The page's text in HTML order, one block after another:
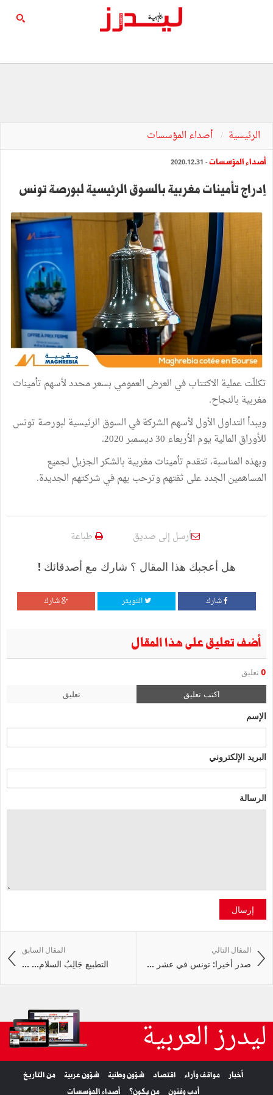
الرئيسية أصداء المؤسسات
أصداء المؤسسات- 2020.12.31
إدراج تأمينات مغربية بالسوق الرئيسية لبورصة تونس
تكللّت عملية الاكتتاب في العرض العمومي بسعر محدد لأسهم تأمينات
مغربية بالنجاح.
ويبدأ التداول الأول لأسهم الشركة في السوق الرئيسية لبورصة تونس
للأوراق المالية يوم الأربعاء 30 ديسمبر 2020.
وبهذه المناسبة، تتقدم تأمينات مغربية بالشكر الجزيل لجميع
المساهمين الجدد على ثقتهم وترحب بهم في شركتهم الجديدة.
أرسل إلى صديق طباعة
هل أعجبك هذا المقال ؟ شارك مع أصدقائك !
شارك التويتر شارك
أضف تعليق على هذا المقال
0 تعليق
اكتب تعليق تعليق
الإسم
البريد الإلكتروني
الرسالة
إرسال
المقال السابق
التطبيع جَالِبُ السلام... ...
المقال التالي
صدر أخيرا: تونس في عشر ...
ليدرز العربية
أخبار مواقف وآراء اقتصاد شؤون وطنية شؤون عربية
من التاريخ
أدب وفنون
من يكون؟ أصداء المؤسسات